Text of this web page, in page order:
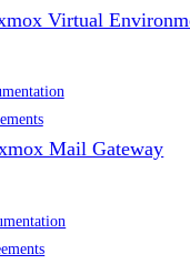
Virtual
Mail Gateway